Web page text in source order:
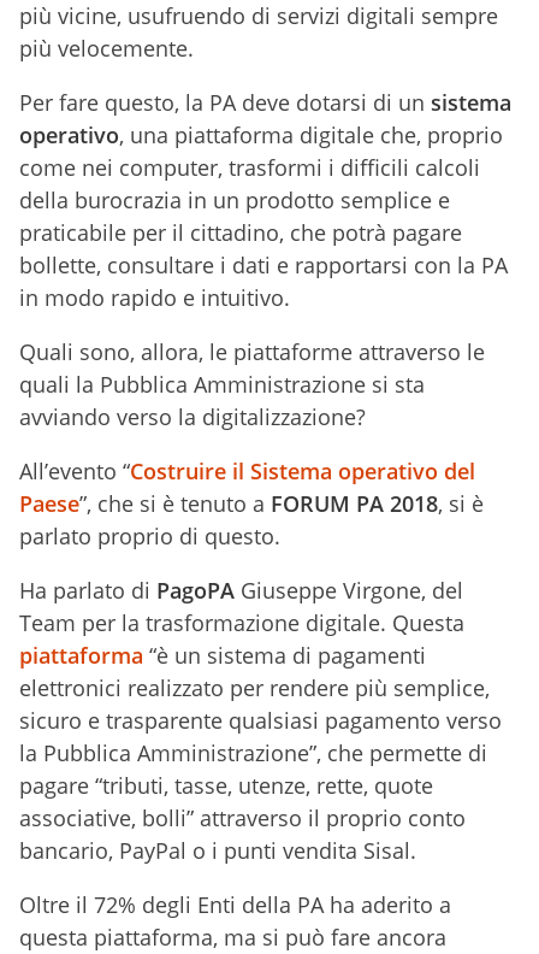
più vicine, usufruendo di servizi digitali sempre
più velocemente.
Per fare questo, la PA deve dotarsi di un sistema
operativo, una piattaforma digitale che, proprio
come nei computer, trasformi i difficili calcoli
della burocrazia in un prodotto semplice e
praticabile per il cittadino, che potrà pagare
bollette, consultare i dati e rapportarsi con la PA
in modo rapido e intuitivo.
Quali sono, allora, le piattaforme attraverso le
quali la Pubblica Amministrazione si sta
avviando verso la digitalizzazione?
All’evento “Costruire il Sistema operativo del
Paese”, che si è tenuto a FORUM PA 2018, si è
parlato proprio di questo.
Ha parlato di PagoPA Giuseppe Virgone, del
Team per la trasformazione digitale. Questa
piattaforma “è un sistema di pagamenti
elettronici realizzato per rendere più semplice,
sicuro e trasparente qualsiasi pagamento verso
la Pubblica Amministrazione”, che permette di
pagare “tributi, tasse, utenze, rette, quote
associative, bolli” attraverso il proprio conto
bancario, PayPal o i punti vendita Sisal.
Oltre il 72% degli Enti della PA ha aderito a
questa piattaforma, ma si può fare ancora